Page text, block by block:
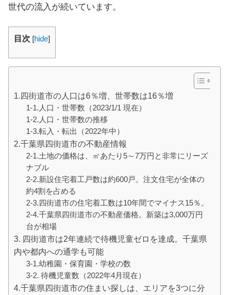
世代の流入が続いています。
目次 [hide]
1.四街道市の人口は6％増、世帯数は16％増
1-1.人口・世帯数（2023/1/1 現在）
1-2.人口・世帯数の推移
1-3.転入・転出（2022年中）
2.千葉県四街道市の不動産情報
2-1.土地の価格は、㎡あたり5～7万円と非常にリーズ
ナブル
2-2.新設住宅着工戸数は約600戸。注文住宅が全体の
約4割を占める
2-3.四街道市の住宅着工数は10年間でマイナス15％。
2-4.千葉県四街道市の不動産価格。新築は3,000万円
台が相場
3. 四街道市は2年連続で待機児童ゼロを達成。千葉県
内や都内への通学も可能
3-1.幼稚園・保育園・学校の数
3-2. 待機児童数（2022年4月現在）
4.千葉県四街道市の住まい探しは、エリアを3つに分